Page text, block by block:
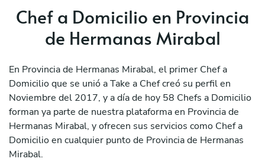
Chef a Domicilio en Provincia
de Hermanas Mirabal
En Provincia de Hermanas Mirabal, el primer Chef a
Domicilio que se unió a Take a Chef creó su perfil en
Noviembre del 2017, y a día de hoy 58 Chefs a Domicilio
forman ya parte de nuestra plataforma en Provincia de
Hermanas Mirabal, y ofrecen sus servicios como Chef a
Domicilio en cualquier punto de Provincia de Hermanas
Mirabal.